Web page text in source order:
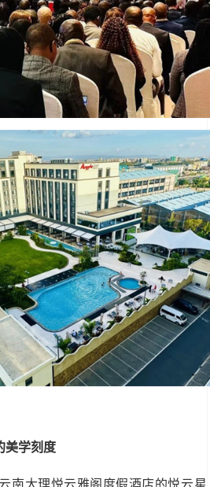
美学刻度
南大理悦云雅阁度假酒店的悦云星